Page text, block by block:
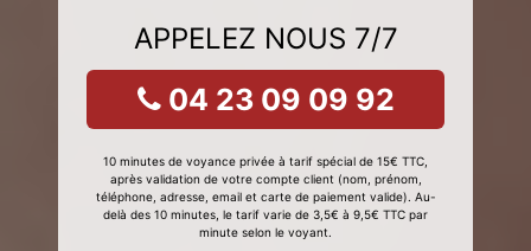
APPELEZ NOUS 7/7
04 23 09 09 92
10 minutes de voyance privée à tarif spécial de 15€ TTC,
après validation de votre compte client (nom, prénom,
téléphone, adresse, email et carte de paiement valide). Au-
delà des 10 minutes, le tarif varie de 3,5€ à 9,5€ TTC par
minute selon le voyant.